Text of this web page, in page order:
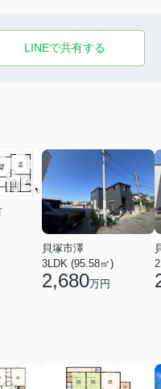
LINEで共有する
貝塚市澤
3LDK (95.58㎡)
2,680万円